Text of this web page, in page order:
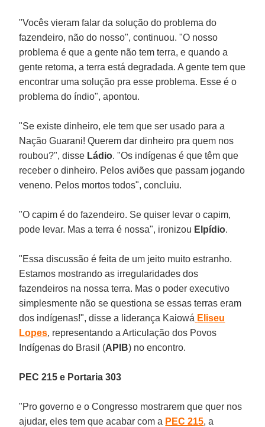
"Vocês vieram falar da solução do problema do
fazendeiro, não do nosso", continuou. "O nosso
problema é que a gente não tem terra, e quando a
gente retoma, a terra está degradada. A gente tem que
encontrar uma solução pra esse problema. Esse é o
problema do índio", apontou.
"Se existe dinheiro, ele tem que ser usado para a
Nação Guarani! Querem dar dinheiro pra quem nos
roubou?", disse Ládio. "Os indígenas é que têm que
receber o dinheiro. Pelos aviões que passam jogando
veneno. Pelos mortos todos", concluiu.
"O capim é do fazendeiro. Se quiser levar o capim,
pode levar. Mas a terra é nossa", ironizou Elpídio.
"Essa discussão é feita de um jeito muito estranho.
Estamos mostrando as irregularidades dos
fazendeiros na nossa terra. Mas o poder executivo
simplesmente não se questiona se essas terras eram
dos indígenas!", disse a liderança Kaiowá Eliseu
Lopes, representando a Articulação dos Povos
Indígenas do Brasil (APIB) no encontro.
PEC 215 e Portaria 303
"Pro governo e o Congresso mostrarem que quer nos
ajudar, eles tem que acabar com a PEC 215, a